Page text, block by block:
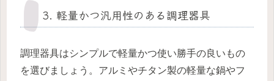
3. 軽量かつ汎用性のある調理器具
調理器具はシンプルで軽量かつ使い勝手の良いもの
を選びましょう。アルミやチタン製の軽量な鍋やフ